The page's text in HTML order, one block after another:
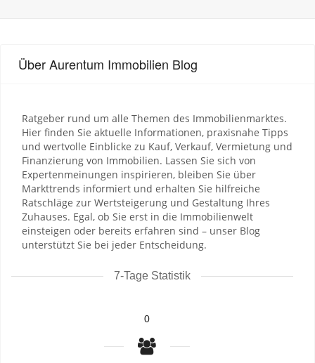
Über Aurentum Immobilien Blog
Ratgeber rund um alle Themen des Immobilienmarktes.
Hier finden Sie aktuelle Informationen, praxisnahe Tipps
und wertvolle Einblicke zu Kauf, Verkauf, Vermietung und
Finanzierung von Immobilien. Lassen Sie sich von
Expertenmeinungen inspirieren, bleiben Sie über
Markttrends informiert und erhalten Sie hilfreiche
Ratschläge zur Wertsteigerung und Gestaltung Ihres
Zuhauses. Egal, ob Sie erst in die Immobilienwelt
einsteigen oder bereits erfahren sind – unser Blog
unterstützt Sie bei jeder Entscheidung.
7-Tage Statistik
0